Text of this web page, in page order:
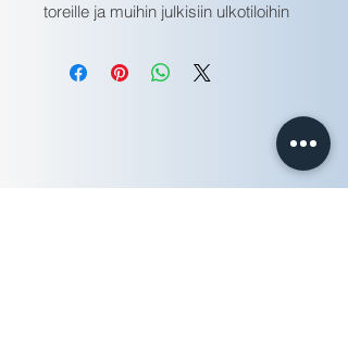
toreille ja muihin julkisiin ulkotiloihin